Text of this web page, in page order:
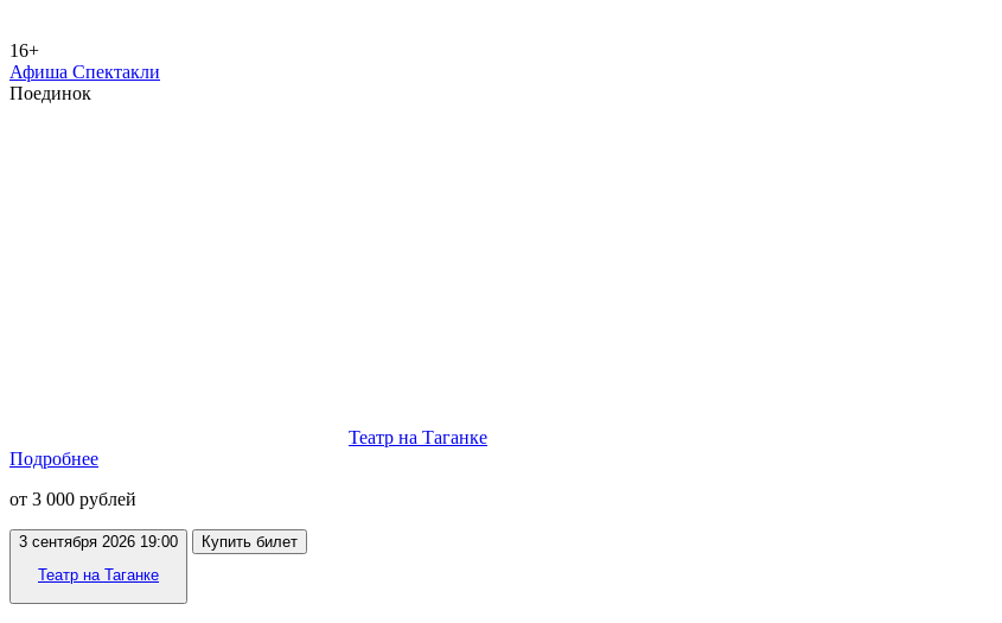
16+
Афиша Спектакли
Поединок
Театр на Таганке
Подробнее
от 3 000 рублей
3 сентября 2026 19:00
Театр на Таганке
Купить билет